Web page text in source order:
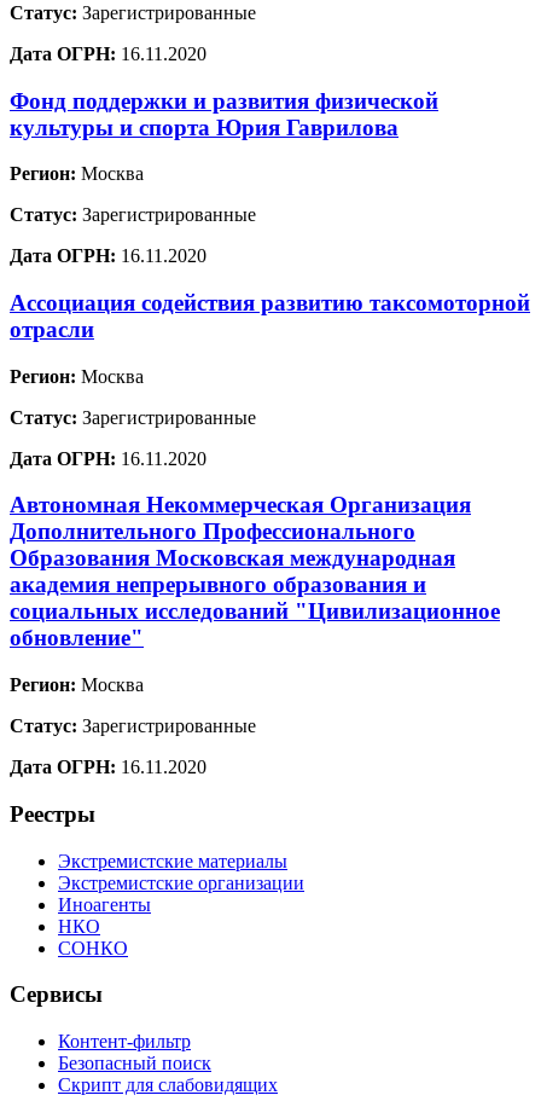
Статус: Зарегистрированные
Дата ОГРН: 16.11.2020
Фонд поддержки и развития физической
культуры и спорта Юрия Гаврилова
Регион: Москва
Статус: Зарегистрированные
Дата ОГРН: 16.11.2020
Ассоциация содействия развитию таксомоторной
отрасли
Регион: Москва
Статус: Зарегистрированные
Дата ОГРН: 16.11.2020
Автономная Некоммерческая Организация
Дополнительного Профессионального
Образования Московская международная
академия непрерывного образования и
социальных исследований "Цивилизационное
обновление"
Регион: Москва
Статус: Зарегистрированные
Дата ОГРН: 16.11.2020
Реестры
Экстремистские материалы
Экстремистские организации
Иноагенты
НКО
СОНКО
Сервисы
Контент-фильтр
Безопасный поиск
Скрипт для слабовидящих